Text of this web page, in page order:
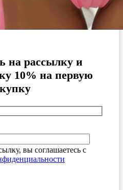
на рассылку и
10% на первую
вы соглашаетесь с